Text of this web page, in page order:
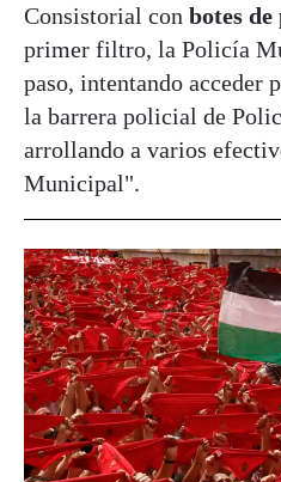
Consistorial con botes
primer filtro, la Policía
paso, intentando acceder
la barrera policial de
arrollando a varios
Municipal".